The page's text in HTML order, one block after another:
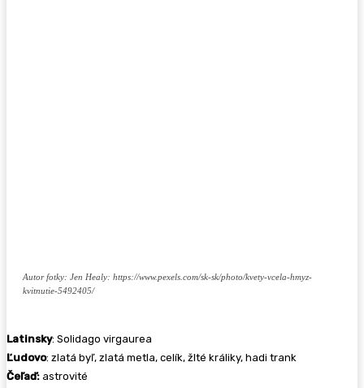
Autor fotky: Jen Healy: https://www.pexels.com/sk-sk/photo/kvety-vcela-hmyz-
kvitnutie-5492405/
Latinsky: Solidago virgaurea
Ľudovo: zlatá byľ, zlatá metla, celík, žlté králiky, hadi trank
Čeľaď: astrovité